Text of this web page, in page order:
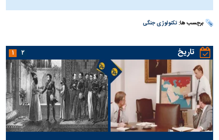
برچسب ها:تکنولوژی جنگی
تاریخ ۱ ۲